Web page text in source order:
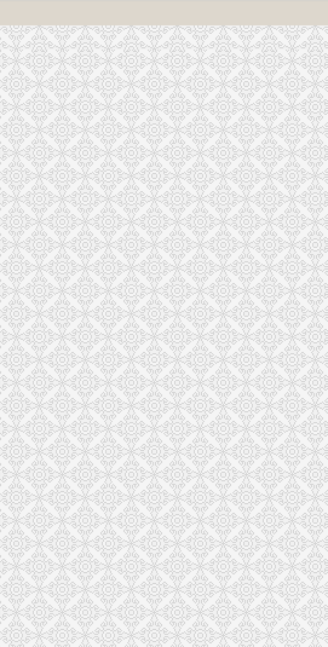
2
3
4
5
6
7
8
9
…
volgende ›
laatste »